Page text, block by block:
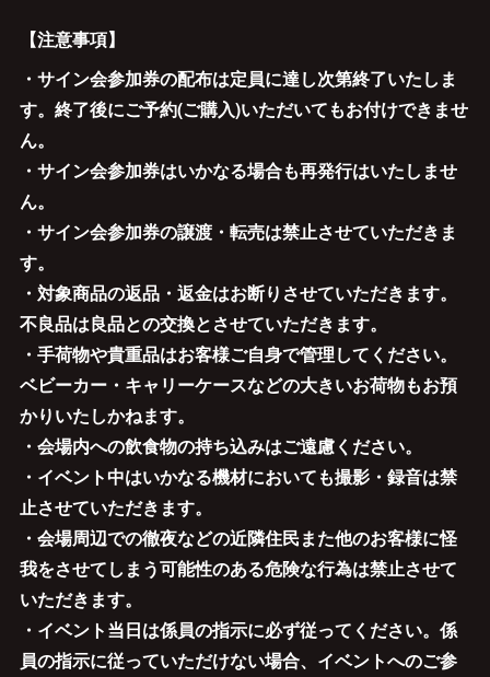
【注意事項】
・サイン会参加券の配布は定員に達し次第終了いたしま
す。終了後にご予約(ご購入)いただいてもお付けできませ
ん。
・サイン会参加券はいかなる場合も再発行はいたしませ
ん。
・サイン会参加券の譲渡・転売は禁止させていただきま
す。
・対象商品の返品・返金はお断りさせていただきます。
不良品は良品との交換とさせていただきます。
・手荷物や貴重品はお客様ご自身で管理してください。
ベビーカー・キャリーケースなどの大きいお荷物もお預
かりいたしかねます。
・会場内への飲食物の持ち込みはご遠慮ください。
・イベント中はいかなる機材においても撮影・録音は禁
止させていただきます。
・会場周辺での徹夜などの近隣住民また他のお客様に怪
我をさせてしまう可能性のある危険な行為は禁止させて
いただきます。
・イベント当日は係員の指示に必ず従ってください。係
員の指示に従っていただけない場合、イベントへのご参